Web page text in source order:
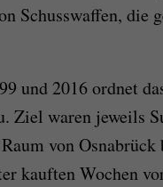
Schusswaffen, die
und 2016 ordnet
Ziel waren jeweils
von
kauften Wochen